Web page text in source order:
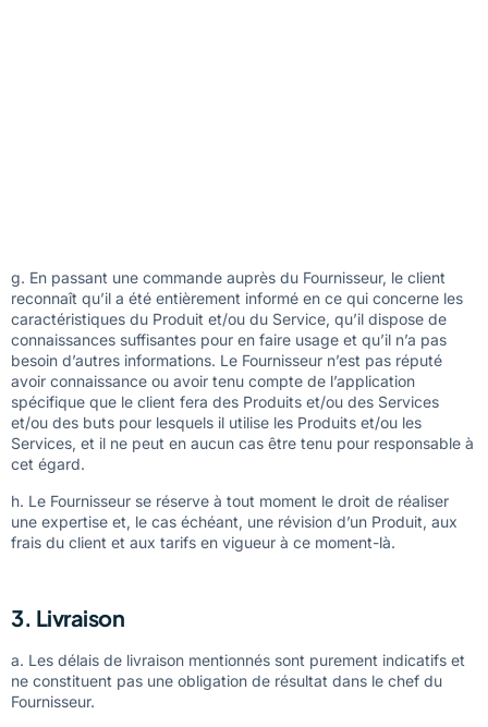
g. En passant une commande auprès du Fournisseur, le client
reconnaît qu’il a été entièrement informé en ce qui concerne les
caractéristiques du Produit et/ou du Service, qu’il dispose de
connaissances suffisantes pour en faire usage et qu’il n’a pas
besoin d’autres informations. Le Fournisseur n’est pas réputé
avoir connaissance ou avoir tenu compte de l’application
spécifique que le client fera des Produits et/ou des Services
et/ou des buts pour lesquels il utilise les Produits et/ou les
Services, et il ne peut en aucun cas être tenu pour responsable à
cet égard.
h. Le Fournisseur se réserve à tout moment le droit de réaliser
une expertise et, le cas échéant, une révision d’un Produit, aux
frais du client et aux tarifs en vigueur à ce moment-là.
3. Livraison
a. Les délais de livraison mentionnés sont purement indicatifs et
ne constituent pas une obligation de résultat dans le chef du
Fournisseur.